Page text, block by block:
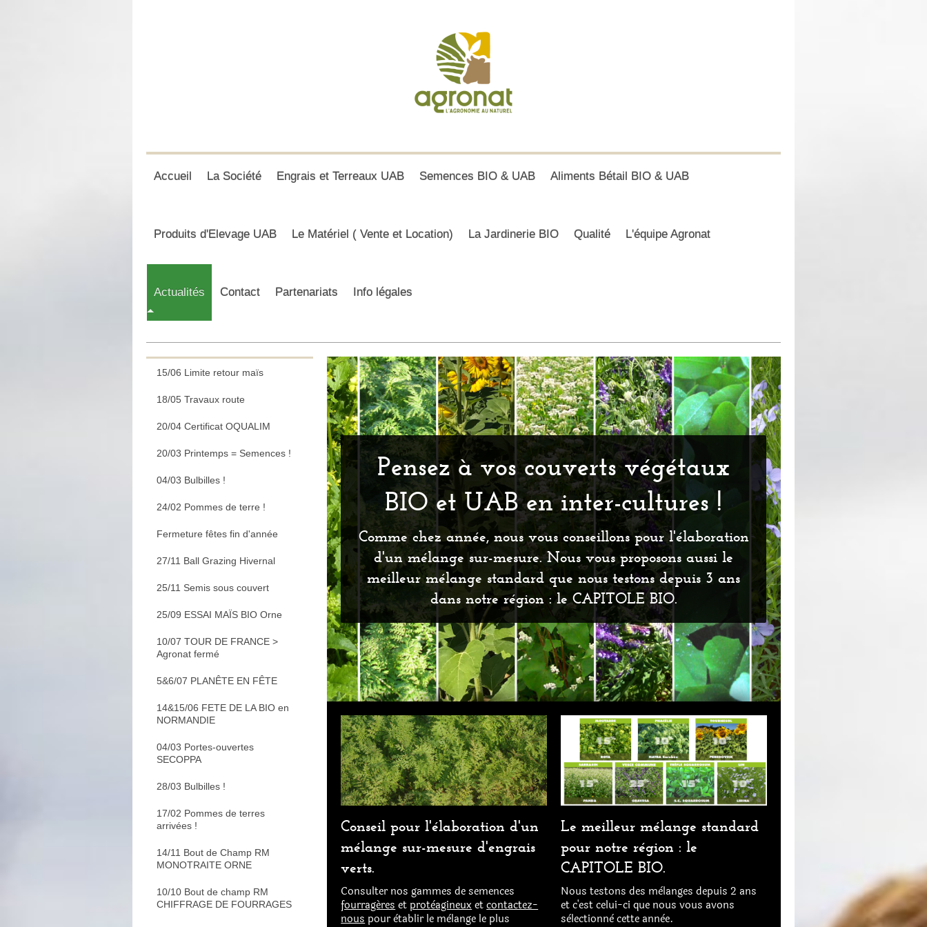
Accueil La Société Engrais et Terreaux UAB Semences BIO & UAB Aliments Bétail BIO & UAB
Produits d'Elevage UAB Le Matériel ( Vente et Location) La Jardinerie BIO Qualité L'équipe Agronat
Actualités Contact Partenariats Info légales
Pensez à vos couverts végétaux
BIO et UAB en inter-cultures !
Comme chez année, nous vous conseillons pour l'élaboration
d'un mélange sur-mesure. Nous vous proposons aussi le
meilleur mélange standard que nous testons depuis 3 ans
dans notre région : le CAPITOLE BIO.
Conseil pour l'élaboration d'un
mélange sur-mesure d'engrais
verts.
Consulter nos gammes de semences
fourragéreset protèagineuxetcontactez-
nouspour ètablir le mèlange le plus
Le meilleur mélange standard
pour notre région : le
CAPITOLE BIO.
Nous testons des mèlanges depuis 2 ans
et c'est celui-ci que nous vous avons
sèlectionnè cette annèe.
15/06 Limite retour maïs
18/05 Travaux route
20/04 Certificat OQUALIM
20/03 Printemps = Semences !
04/03 Bulbilles !
24/02 Pommes de terre !
Fermeture fêtes fin d'année
27/11 Ball Grazing Hivernal
25/11 Semis sous couvert
25/09 ESSAI MAÏS BIO Orne
10/07 TOUR DE FRANCE >
Agronat fermé
5&6/07 PLANÊTE EN FÊTE
14&15/06 FETE DE LA BIO en
NORMANDIE
04/03 Portes-ouvertes
SECOPPA
28/03 Bulbilles !
17/02 Pommes de terres
arrivées !
14/11 Bout de Champ RM
MONOTRAITE ORNE
10/10 Bout de champ RM
CHIFFRAGE DE FOURRAGES